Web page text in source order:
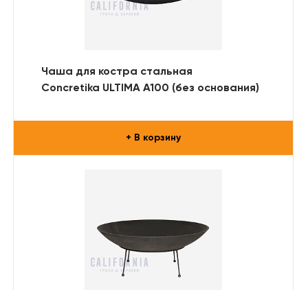
Чаша для костра стальная
Concretika ULTIMA A100 (без основания)
+ В корзину